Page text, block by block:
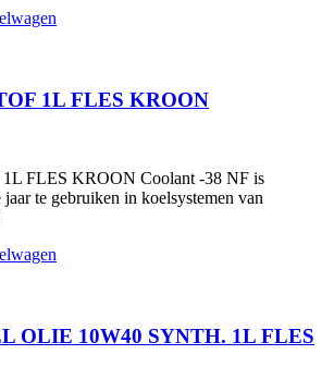
1L FLES KROON
FLES KROON Coolant -38 NF is
jaar te gebruiken in koelsystemen van
OLIE 10W40 SYNTH. 1L FLES